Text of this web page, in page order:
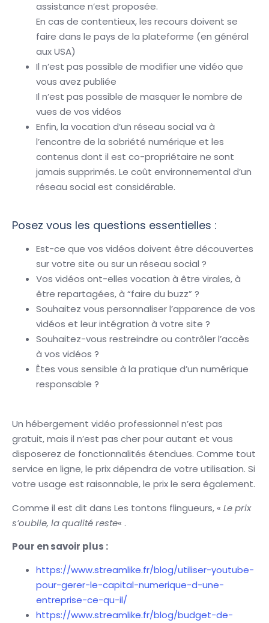
assistance n’est proposée.
En cas de contentieux, les recours doivent se
faire dans le pays de la plateforme (en général
aux USA)
Il n’est pas possible de modifier une vidéo que
vous avez publiée
Il n’est pas possible de masquer le nombre de
vues de vos vidéos
Enfin, la vocation d’un réseau social va à
l’encontre de la sobriété numérique et les
contenus dont il est co-propriétaire ne sont
jamais supprimés. Le coût environnemental d’un
réseau social est considérable.
Posez vous les questions essentielles :
Est-ce que vos vidéos doivent être découvertes
sur votre site ou sur un réseau social ?
Vos vidéos ont-elles vocation à être virales, à
être repartagées, à “faire du buzz” ?
Souhaitez vous personnaliser l’apparence de vos
vidéos et leur intégration à votre site ?
Souhaitez-vous restreindre ou contrôler l’accès
à vos vidéos ?
Êtes vous sensible à la pratique d’un numérique
responsable ?
Un hébergement vidéo professionnel n’est pas
gratuit, mais il n’est pas cher pour autant et vous
disposerez de fonctionnalités étendues. Comme tout
service en ligne, le prix dépendra de votre utilisation. Si
votre usage est raisonnable, le prix le sera également.
Comme il est dit dans Les tontons flingueurs, « Le prix
s’oublie, la qualité reste« .
Pour en savoir plus :
https://www.streamlike.fr/blog/utiliser-youtube-
pour-gerer-le-capital-numerique-d-une-
entreprise-ce-qu-il/
https://www.streamlike.fr/blog/budget-de-